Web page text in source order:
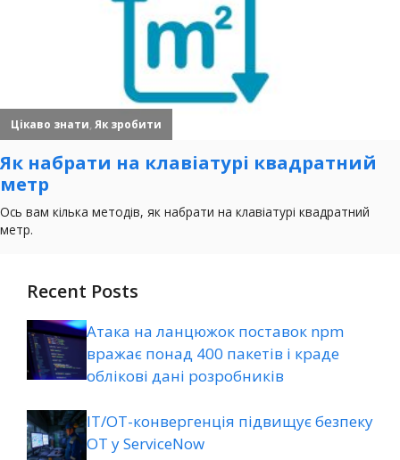
Recent Posts
Атака на ланцюжок поставок npm
вражає понад 400 пакетів і краде
облікові дані розробників
ІТ/ОТ-конвергенція підвищує безпеку
ОТ у ServiceNow